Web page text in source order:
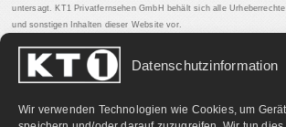
Datenschutzinformation
Wir verwenden Technologien wie Cookies, um
untersagt. KT1 Privatfernsehen GmbH behält sich alle
und sonstigen Inhalten dieser Website vor.
PARTNERLINKS: